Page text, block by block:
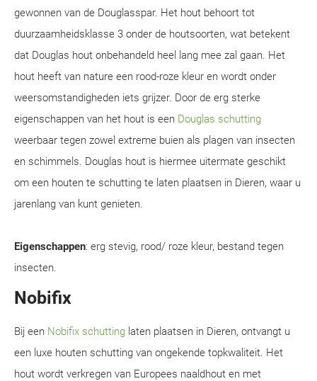
gewonnen van de Douglasspar. Het hout behoort tot
duurzaamheidsklasse 3 onder de houtsoorten, wat betekent
dat Douglas hout onbehandeld heel lang mee zal gaan. Het
hout heeft van nature een rood-roze kleur en wordt onder
weersomstandigheden iets grijzer. Door de erg sterke
eigenschappen van het hout is een Douglas schutting
weerbaar tegen zowel extreme buien als plagen van insecten
en schimmels. Douglas hout is hiermee uitermate geschikt
om een houten te schutting te laten plaatsen in Dieren, waar u
jarenlang van kunt genieten.
Eigenschappen: erg stevig, rood/ roze kleur, bestand tegen
insecten.
Nobifix
Bij een Nobifix schutting laten plaatsen in Dieren, ontvangt u
een luxe houten schutting van ongekende topkwaliteit. Het
hout wordt verkregen van Europees naaldhout en met